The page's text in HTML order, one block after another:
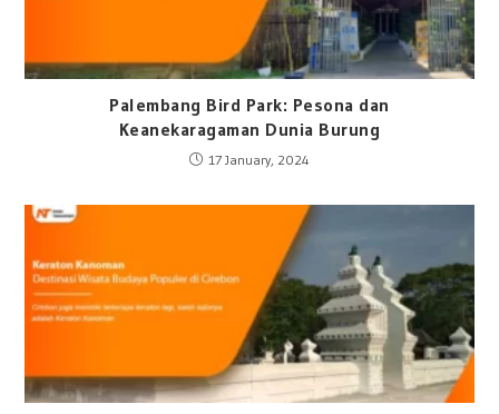
Palembang Bird Park: Pesona dan
Keanekaragaman Dunia Burung
17 January, 2024